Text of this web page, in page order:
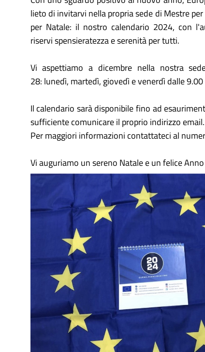
lieto di invitarvi nella propria sede di Mestre
per Natale: il nostro calendario 2024, con
riservi spensieratezza e serenità per tutti.
Vi aspettiamo a dicembre nella nostra
28: lunedì, martedì, giovedì e venerdì dalle
Il calendario sarà disponibile fino ad
sufficiente comunicare il proprio indirizzo email.
Per maggiori informazioni contattateci al
Vi auguriamo un sereno Natale e un felice